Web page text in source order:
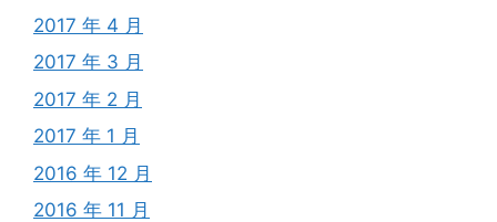
2017 年 4 月
2017 年 3 月
2017 年 2 月
2017 年 1 月
2016 年 12 月
2016 年 11 月